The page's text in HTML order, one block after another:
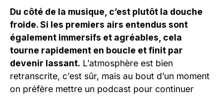
Du côté de la musique, c’est plutôt la douche
froide. Si les premiers airs entendus sont
également immersifs et agréables, cela
tourne rapidement en boucle et finit par
devenir lassant. L’atmosphère est bien
retranscrite, c’est sûr, mais au bout d’un moment
on préfère mettre un podcast pour continuer